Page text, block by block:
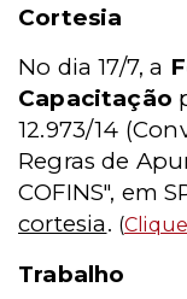
Cortesia
No dia 17/7, a
Capacitação
12.973/14
Regras de
COFINS", em
cortesia. (
Trabalho